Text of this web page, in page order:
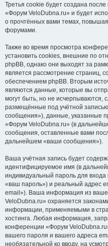
Третья cookie будет создана
«Форум VeloDubna.ru» и будет
о прочтённых вами темах,
форумами.
Также во время просмотра
установить cookies, внешние по
phpBB, однако они выходят за
является рассмотрение страниц,
обеспечением phpBB. Вторым
являются данные, которые вы
могут быть, но не
размещённые под учётной
сообщения»), данные, указанные
«Форум VeloDubna.ru» (в
сообщения, оставленные вами
дальнейшем «ваши сообщения»).
Ваша учётная запись будет
идентифицируемое имя (в
индивидуальный пароль для
«ваш пароль») и реальный адрес
email»). Ваша информация из
VeloDubna.ru» охраняется
информации, применяемыми в
хостинга. Любая информация,
конференции «Форум
вашего пароля и вашего адреса
необязательной ко вводу, на